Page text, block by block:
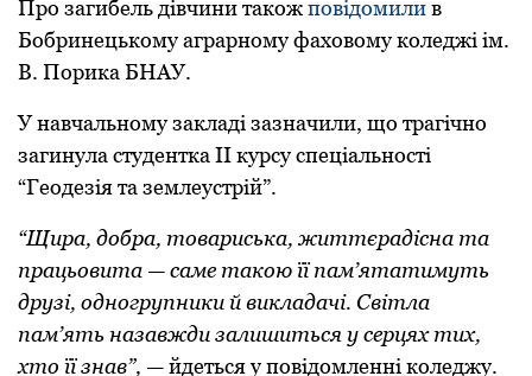
Про загибель дівчини такожповідомилив
Бобринецькому аграрному фаховому коледжі ім.
В. Порика БНАУ.
У навчальному закладі зазначили, що трагічно
загинула студентка ІІ курсу спеціальності
“Геодезія та землеустрій”.
“Щира, добра, товариська, життєрадісна та
працьовита — саме такою її пам’ятатимуть
друзі, одногрупники й викладачі. Світла
пам’ять назавжди залишиться у серцях тих,
хто її знав”, — йдеться у повідомленні коледжу.